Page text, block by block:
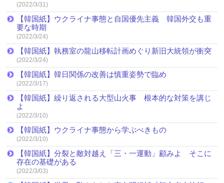
(2022/3/31)
【韓国紙】ウクライナ事態と自国優先主義 韓国外交も重
要な時期
(2022/3/24)
【韓国紙】執務室の龍山移転計画めぐり新旧大統領が衝突
(2022/3/24)
【韓国紙】韓日関係の改善は慎重姿勢で臨め
(2022/3/17)
【韓国紙】繰り返される大型山火事 根本的な対策を講じ
よ
(2022/3/10)
【韓国紙】ウクライナ事態から学ぶべきもの
(2022/3/10)
【韓国紙】分裂と敵対越え「三・一運動」顧みよ そこに
存在の基礎がある
(2022/3/03)